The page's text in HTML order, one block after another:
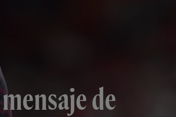
de